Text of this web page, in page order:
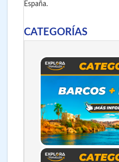
España.
CATEGORÍAS